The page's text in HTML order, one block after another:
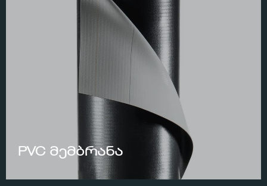
PVC მემბრანა